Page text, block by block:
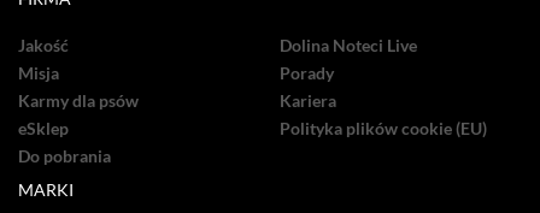
Jakość
Misja
Karmy dla psów
eSklep
Do pobrania
Dolina Noteci Live
Porady
Kariera
Polityka plików cookie (EU)
MARKI